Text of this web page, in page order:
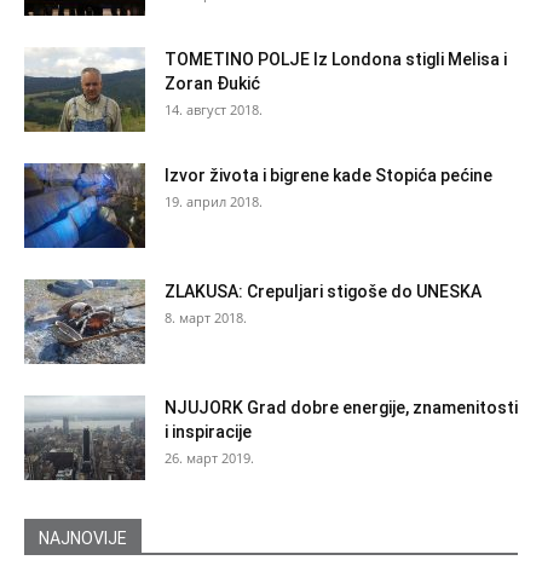
TOMETINO POLJE Iz Londona stigli Melisa i
Zoran Đukić
14. август 2018.
Izvor života i bigrene kade Stopića pećine
19. април 2018.
ZLAKUSA: Crepuljari stigoše do UNESKA
8. март 2018.
NJUJORK Grad dobre energije, znamenitosti
i inspiracije
26. март 2019.
NAJNOVIJE